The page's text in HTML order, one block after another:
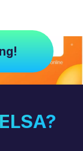
untuk Anda